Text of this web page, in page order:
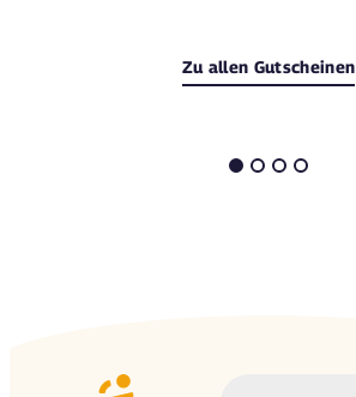
Zu allen Gutscheinen